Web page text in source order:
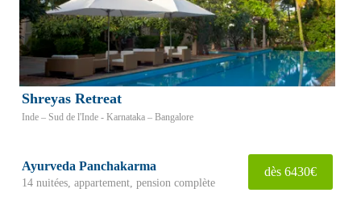
Shreyas Retreat
Inde – Sud de l'Inde - Karnataka – Bangalore
Ayurveda Panchakarma
14 nuitées, appartement, pension complète
dès 6430€